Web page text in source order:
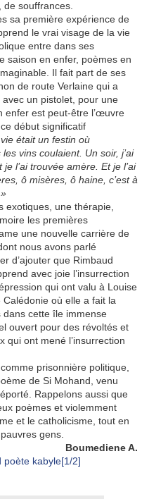
de souffrances.
sa première expérience de
le vrai visage de la vie
entre dans ses
saison en enfer, poèmes en
Il fait part de ses
de route Verlaine qui a
un pistolet, pour une
enfer est peut-être l’œuvre
début significatif
était un festin où
vins coulaient. Un soir, j’ai
l’ai trouvée amère. Et je l’ai
ô misères, ô haine, c’est à
exotiques, une thérapie,
les premières
une nouvelle carrière de
nous avons parlé
d’ajouter que Rimbaud
avec joie l’insurrection
qui ont valu à Louise
Calédonie où elle a fait la
dans cette île immense
ouvert pour des révoltés et
qui ont mené l’insurrection
prisonnière politique,
de Si Mohand, venu
Rappelons aussi que
poèmes et violemment
et le catholicisme, tout en
gens.
Boumediene A.
poète kabyle[1/2]